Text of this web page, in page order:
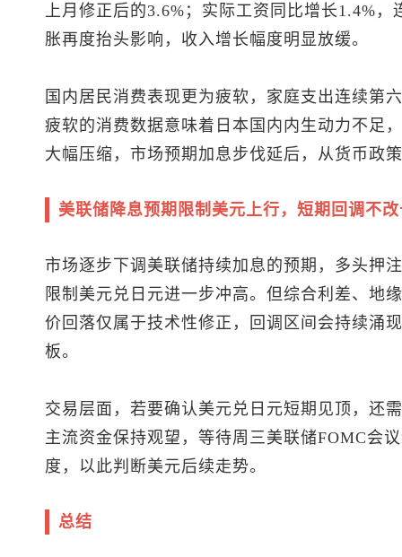
上月修正后的3.6%；实际工资同比增长1.4%
胀再度抬头影响，收入增长幅度明显放缓。
国内居民消费表现更为疲软，家庭支出连续第
疲软的消费数据意味着日本国内内生动力不足
大幅压缩，市场预期加息步伐延后，从货币政
美联储降息预期限制美元上行，短期回调不
市场逐步下调美联储持续加息的预期，多头押
限制 美元兑日元进一步冲高。但综合利差、地
价回落仅属于技术性修正，回调区间会持续涌
板。
交易层面，若要确认 美元兑日元短期见顶，还
主流资金保持观望，等待周三美联储FOMC会
度，以此判断美元后续走势。
总结